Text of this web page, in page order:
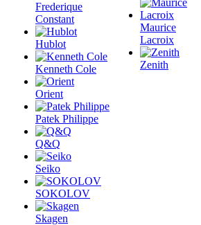
Frederique
Constant
Hublot
Kenneth Cole
Orient
Patek Philippe
Q&Q
Seiko
SOKOLOV
Skagen
Maurice
Lacroix
Zenith